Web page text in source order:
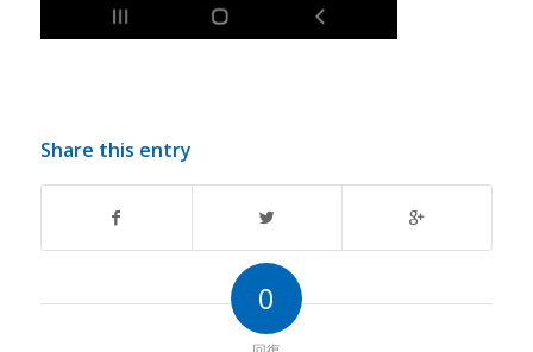
Share this entry
0